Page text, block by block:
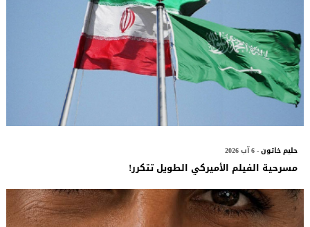
حليم خاتون- 6 آب 2026
مسرحية الفيلم الأميركي الطويل تتكرر!